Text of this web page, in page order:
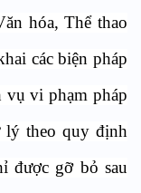
hóa, Thể thao
các biện pháp
vụ vi phạm pháp
lý theo quy định
được gỡ bỏ sau